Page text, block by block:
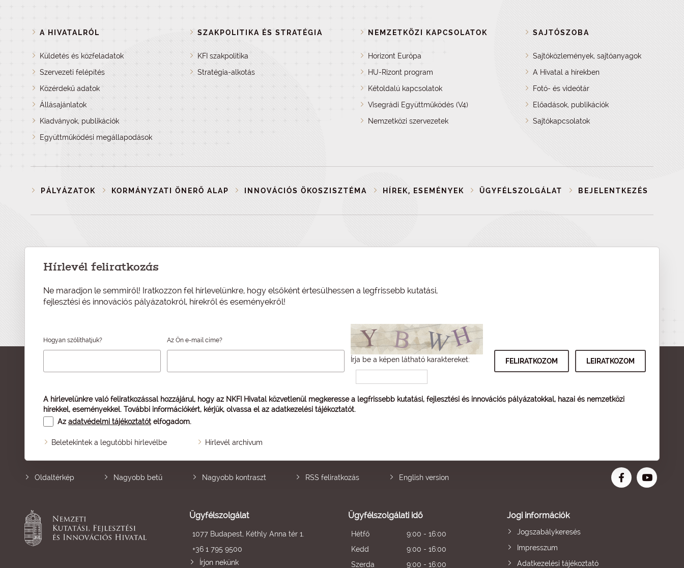
A HIVATALRÓL
Küldetés és közfeladatok
Szervezeti felépítés
Közérdekű adatok
Állásajánlatok
Kiadványok, publikációk
Együttműködési megállapodások
SZAKPOLITIKA ÉS STRATÉGIA
KFI szakpolitika
Stratégia-alkotás
NEMZETKÖZI KAPCSOLATOK
Horizont Európa
HU-Rizont program
Kétoldalú kapcsolatok
Visegrádi Együttműködés (V4)
Nemzetközi szervezetek
SAJTÓSZOBA
Sajtóközlemények, sajtóanyagok
A Hivatal a hírekben
Fotó- és videótár
Előadások, publikációk
Sajtókapcsolatok
PÁLYÁZATOK KORMÁNYZATI ÖNERŐ ALAP INNOVÁCIÓS ÖKOSZISZTÉMA HÍREK, ESEMÉNYEK ÜGYFÉLSZOLGÁLAT BEJELENTKEZÉS
Hírlevél feliratkozás
Ne maradjon le semmiről! Iratkozzon fel hírlevelünkre, hogy elsőként értesülhessen a legfrissebb kutatási,
fejlesztési és innovációs pályázatokról, hírekről és eseményekről!
Hogyan szólíthatjuk? Az Ön e-mail címe?
Írja be a képen látható karaktereket:
A hírlevelünkre való feliratkozással hozzájárul, hogy az NKFI Hivatal közvetlenül megkeresse a legfrissebb kutatási, fejlesztési és innovációs pályázatokkal, hazai és nemzetközi
hírekkel, eseményekkel. További információkért, kérjük, olvassa el az adatkezelési tájékoztatót.
Az adatvédelmi tájékoztatót elfogadom.
Beletekintek a legutóbbi hírlevélbe Hírlevél archívum
Oldaltérkép Nagyobb betű Nagyobb kontraszt RSS feliratkozás English version
Ügyfélszolgálat
1077 Budapest, Kéthly Anna tér 1.
+36 1 795 9500
Írjon nekünk
Ügyfélszolgálati idő
Hétfő
9:00 - 16:00
Kedd
9:00 - 16:00
Szerda
9:00 - 16:00
Jogi információk
Jogszabálykeresés
Impresszum
Adatkezelési tájékoztató